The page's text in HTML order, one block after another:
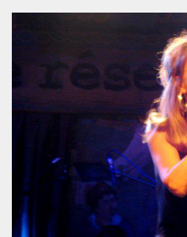
& JEAN-MARC
et BENJAMIN SCHOOS le
detaillee du
des Arts et des Lettres par
le 21 mars 2012 au
dans "ACCORDEON et